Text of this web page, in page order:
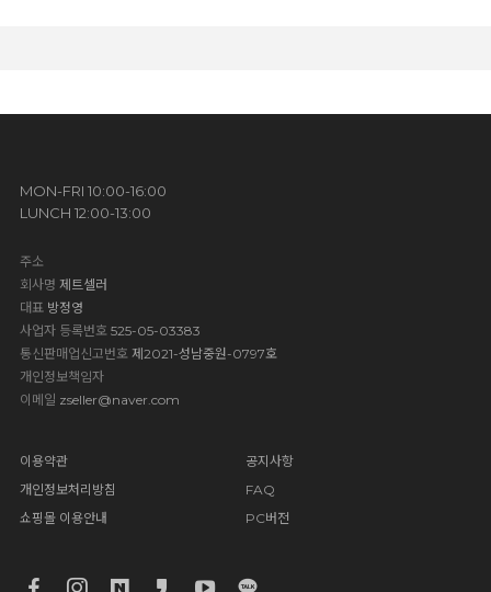
MON-FRI 10:00-16:00
LUNCH 12:00-13:00
주소
회사명 제트셀러
대표방정영
사업자 등록번호 525-05-03383
통신판매업신고번호 제2021-성남중원-0797호
개인정보책임자
이메일 zseller@naver.com
이용약관
개인정보처리방침
쇼핑몰 이용안내
공지사항
FAQ
PC버전